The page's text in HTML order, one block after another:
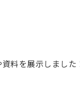
料を展示しました